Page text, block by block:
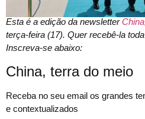
Esta é a edição da newsletterChina
terça-feira (17). Quer recebê-la
Inscreva-se abaixo:
China, terra do meio
Receba no seu email os grandes
e contextualizados